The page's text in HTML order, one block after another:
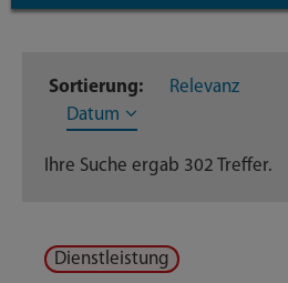
Dienstleistungen
Sortierung: Relevanz
Datum
Ihre Suche ergab 302 Treffer.
Dienstleistung